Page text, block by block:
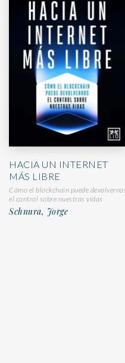
HACIA UN INTERNET
MÁS LIBRE
Cómo el blockchain puede
el control sobre nuestras vidas
Schnura, Jorge